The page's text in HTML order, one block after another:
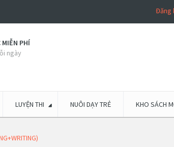
Đăng
MIỄN PHÍ
ngày
LUYỆN THI NUÔI DẠY TRẺ KHO SÁCH